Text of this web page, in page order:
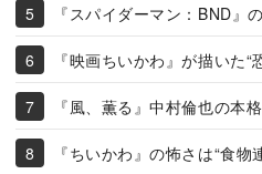
『スパイダーマン：BND』
『映画ちいかわ』が描いた“
『風、薫る』中村倫也の本
『ちいかわ』の怖さは“食物